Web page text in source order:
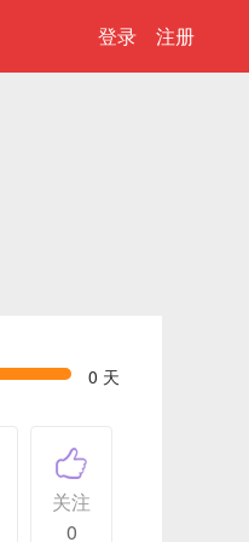
登录 注册
0 天
关注
0